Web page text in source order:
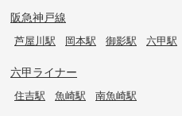
阪急神戸線
芦屋川駅 岡本駅 御影駅 六甲駅
六甲ライナー
住吉駅 魚崎駅 南魚崎駅